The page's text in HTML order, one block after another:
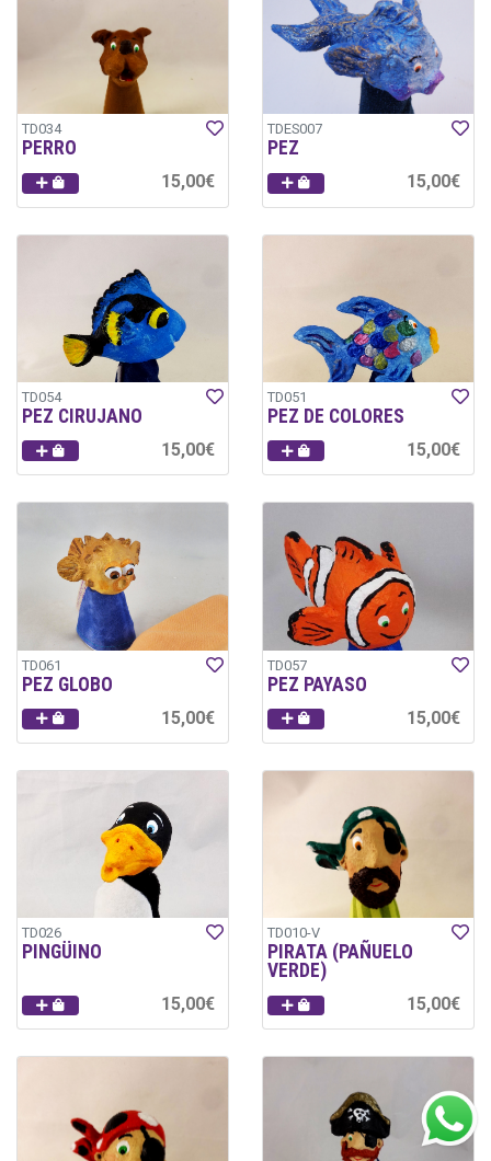
TD034
PERRO
15,00€
TDES007
PEZ
15,00€
TD054
PEZ CIRUJANO
15,00€
TD051
PEZ DE COLORES
15,00€
TD061
PEZ GLOBO
15,00€
TD057
PEZ PAYASO
15,00€
TD026
PINGÜINO
15,00€
TD010-V
PIRATA (PAÑUELO
VERDE)
15,00€